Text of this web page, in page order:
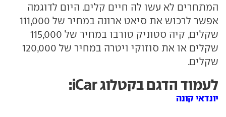
המתחרים לא עשו לה חיים קלים. היום לדוגמה
אפשר לרכוש את סיאט ארונה במחיר של 111,000
שקלים, קיה סטוניק טורבו במחיר של 115,000
שקלים או את סוזוקי ויטרה במחיר של 120,000
שקלים.
לעמוד הדגם בקטלוג iCar:
יונדאי קונה